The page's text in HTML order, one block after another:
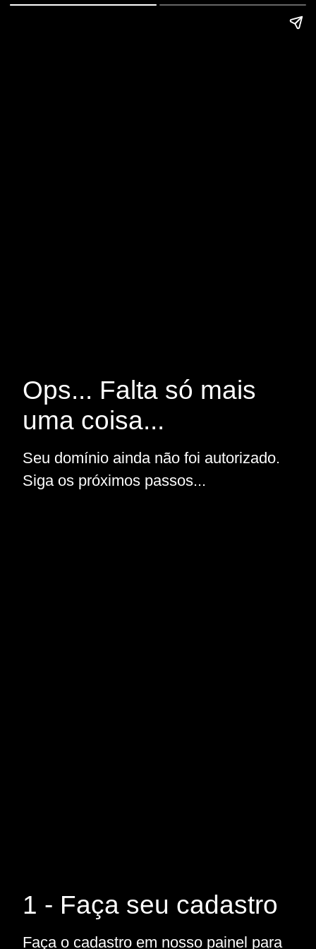
Ops... Falta só mais
uma coisa...
Seu domínio ainda não foi autorizado.
Siga os próximos passos...
1 - Faça seu cadastro
Faça o cadastro em nosso painel para